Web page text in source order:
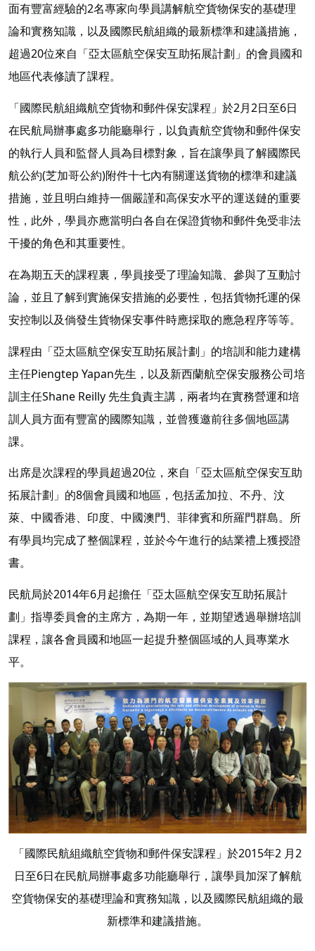
面有豐富經驗的2名專家向學員講解航空貨物保安的基礎理
論和實務知識，以及國際民航組織的最新標準和建議措施，
超過20位來自「亞太區航空保安互助拓展計劃」的會員國和
地區代表修讀了課程。
「國際民航組織航空貨物和郵件保安課程」於2月2日至6日
在民航局辦事處多功能廳舉行，以負責航空貨物和郵件保安
的執行人員和監督人員為目標對象，旨在讓學員了解國際民
航公約(芝加哥公約)附件十七內有關運送貨物的標準和建議
措施，並且明白維持一個嚴謹和高保安水平的運送鏈的重要
性，此外，學員亦應當明白各自在保證貨物和郵件免受非法
干擾的角色和其重要性。
在為期五天的課程裏，學員接受了理論知識、參與了互動討
論，並且了解到實施保安措施的必要性，包括貨物托運的保
安控制以及倘發生貨物保安事件時應採取的應急程序等等。
課程由「亞太區航空保安互助拓展計劃」的培訓和能力建構
主任Piengtep Yapan先生，以及新西蘭航空保安服務公司培
訓主任Shane Reilly 先生負責主講，兩者均在實務營運和培
訓人員方面有豐富的國際知識，並曾獲邀前往多個地區講
課。
出席是次課程的學員超過20位，來自「亞太區航空保安互助
拓展計劃」的8個會員國和地區，包括孟加拉、不丹、汶
萊、中國香港、印度、中國澳門、菲律賓和所羅門群島。所
有學員均完成了整個課程，並於今午進行的結業禮上獲授證
書。
民航局於2014年6月起擔任「亞太區航空保安互助拓展計
劃」指導委員會的主席方，為期一年，並期望透過舉辦培訓
課程，讓各會員國和地區一起提升整個區域的人員專業水
平。
「國際民航組織航空貨物和郵件保安課程」於2015年2 月2
日至6日在民航局辦事處多功能廳舉行，讓學員加深了解航
空貨物保安的基礎理論和實務知識，以及國際民航組織的最
新標準和建議措施。